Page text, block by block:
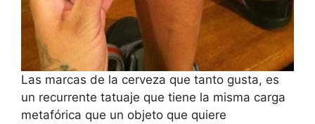
Las marcas de la cerveza que tanto gusta, es
un recurrente tatuaje que tiene la misma carga
metafórica que un objeto que quiere